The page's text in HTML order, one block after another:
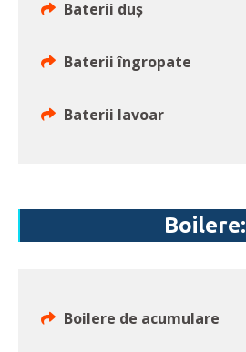
Baterii duș
Baterii îngropate
Baterii lavoar
Boilere:
Boilere de acumulare